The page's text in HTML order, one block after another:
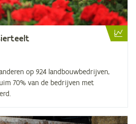
op 924 landbouwbedrijven,
70% van de bedrijven met